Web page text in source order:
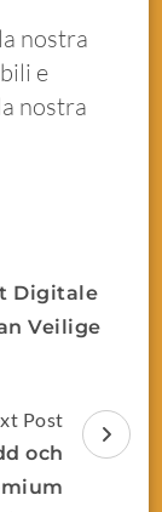
nostra
e
nostra
Digitale
Veilige
Post
och